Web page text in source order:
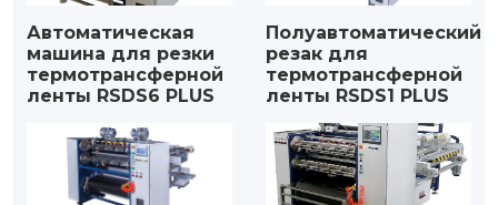
Автоматическая
машина для резки
термотрансферной
ленты RSDS6 PLUS
Полуавтоматический
резак для
термотрансферной
ленты RSDS1 PLUS